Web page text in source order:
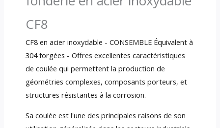
CF8
CF8 en acier inoxydable - CONSEMBLE Équivalent à
304 forgées - Offres excellentes caractéristiques
de coulée qui permettent la production de
géométries complexes, composants porteurs, et
structures résistantes à la corrosion.
Sa coulée est l'une des principales raisons de son